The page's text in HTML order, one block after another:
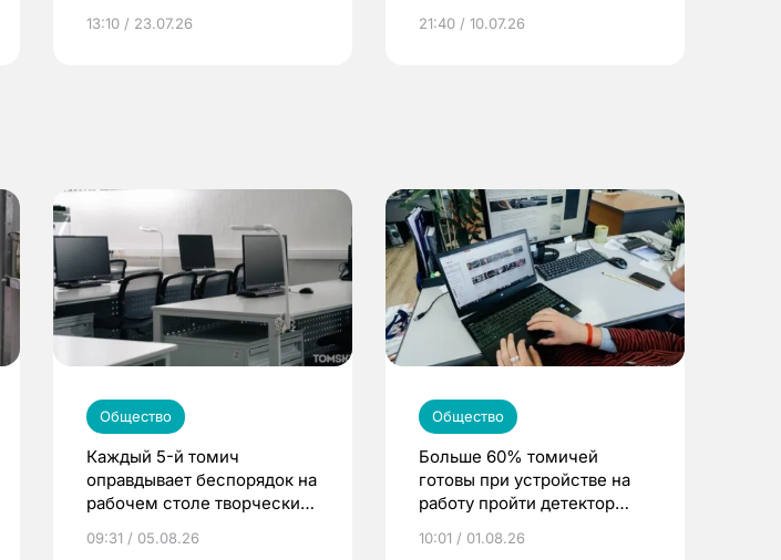
по ОМС!
13:10 / 23.07.26 21:40 / 10.07.26
Общество
Каждый 5-й томич
оправдывает беспорядок на
рабочем столе творческим
09:31 / 05.08.26
Общество
Больше 60% томичей
готовы при устройстве на
работу пройти детектор
10:01 / 01.08.26